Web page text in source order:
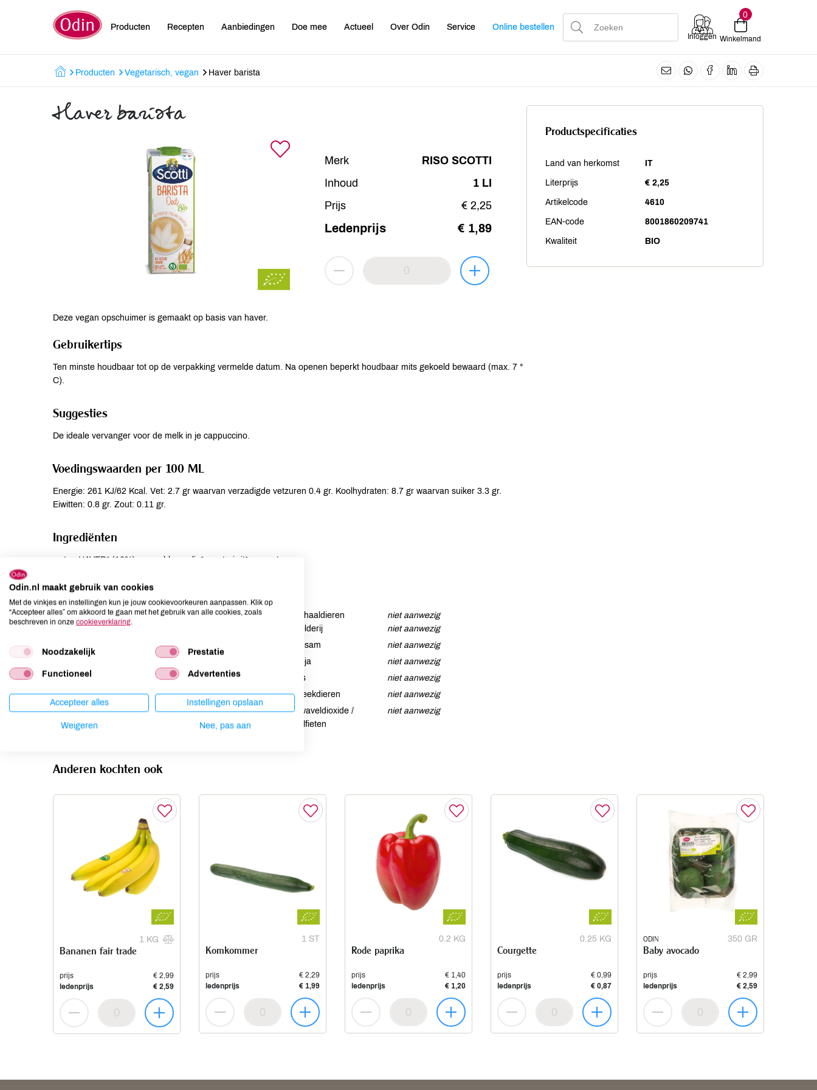
Producten Recepten Aanbiedingen Doe mee Actueel Over Odin Service Online bestellen
Inloggen
0
Winkelmand
Producten Vegetarisch, vegan Haver barista
Haver barista
Merk
RISO SCOTTI
Inhoud
1 LI
Prijs
€ 2,25
Ledenprijs € 1,89
Deze vegan opschuimer is gemaakt op basis van haver.
Gebruikertips
Ten minste houdbaar tot op de verpakking vermelde datum. Na openen beperkt houdbaar mits gekoeld bewaard (max. 7 °
C).
Suggesties
De ideale vervanger voor de melk in je cappuccino.
Voedingswaarden per 100 ML
Energie: 261 KJ/62 Kcal. Vet: 2.7 gr waarvan verzadigde vetzuren 0.4 gr. Koolhydraten: 8.7 gr waarvan suiker 3.3 gr.
Eiwitten: 0.8 gr. Zout: 0.11 gr.
Ingrediënten
water, HAVER* (16%), zonnebloemolie*, erwt-eiwit* en zout.
Allergenen
Aardnoten
niet aanwezig
Gluten
aanwezig
niet aanwezig
Mosterd
niet aanwezig
Noten
niet aanwezig
Schaaldieren
niet aanwezig
Selderij
niet aanwezig
Sesam
niet aanwezig
Soja
niet aanwezig
Vis
niet aanwezig
Weekdieren
niet aanwezig
Zwaveldioxide /
sulfieten
niet aanwezig
Productspecificaties
Land van herkomst IT
Literprijs € 2,25
Artikelcode 4610
EAN-code 8001860209741
Kwaliteit BIO
Anderen kochten ook
1 KG
Bananen fair trade
prijs
€ 2,99
ledenprijs
€ 2,59
1 ST
Komkommer
prijs
€ 2,29
ledenprijs
€ 1,99
0.2 KG
Rode paprika
prijs
€ 1,40
ledenprijs
€ 1,20
0.25 KG
Courgette
prijs
€ 0,99
ledenprijs
€ 0,87
ODIN 350 GR
Baby avocado
prijs
€ 2,99
ledenprijs
€ 2,59
Odin.nl maakt gebruik van cookies
Met de vinkjes en instellingen kun je jouw cookievoorkeuren aanpassen. Klik op
“Accepteer alles” om akkoord te gaan met het gebruik van alle cookies, zoals
beschreven in onze cookieverklaring.
Noodzakelijk Prestatie
Functioneel Advertenties
Accepteer alles Instellingen opslaan
Weigeren Nee, pas aan